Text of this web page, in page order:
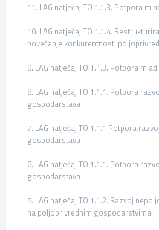
11. LAG natječaj TO 1.1.3. Potpora
10. LAG natječaj TO 1.1.4.
povećanje konkurentnosti
9. LAG natječaj TO 1.1.3. Potpora
8. LAG natječaj TO 1.1.1. Potpora
gospodarstava
7. LAG natječaj TO 1.1.1 Potpora
gospodarstava
6. LAG natječaj TO 1.1.1. Potpora
gospodarstava
5. LAG natječaj TO 1.1.2. Razvoj
na poljoprivrednim gospodarstvima